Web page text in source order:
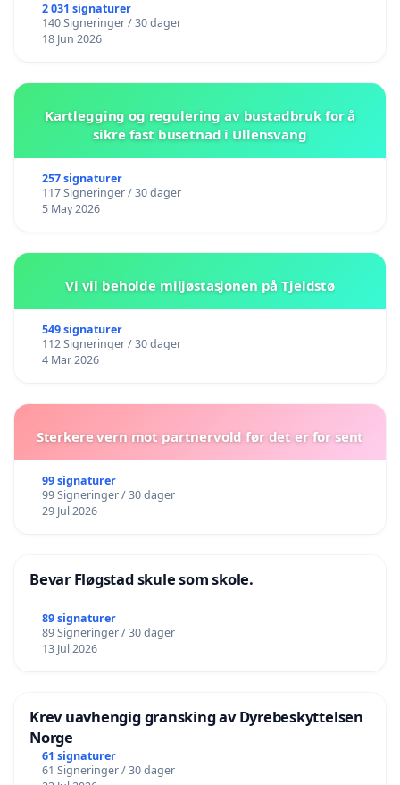
2 031 signaturer
140 Signeringer / 30 dager
18 Jun 2026
Kartlegging og regulering av bustadbruk for å
sikre fast busetnad i Ullensvang
257 signaturer
117 Signeringer / 30 dager
5 May 2026
Vi vil beholde miljøstasjonen på Tjeldstø
549 signaturer
112 Signeringer / 30 dager
4 Mar 2026
Sterkere vern mot partnervold før det er for sent
99 signaturer
99 Signeringer / 30 dager
29 Jul 2026
Bevar Fløgstad skule som skole.
89 signaturer
89 Signeringer / 30 dager
13 Jul 2026
Krev uavhengig gransking av Dyrebeskyttelsen
Norge
61 signaturer
61 Signeringer / 30 dager